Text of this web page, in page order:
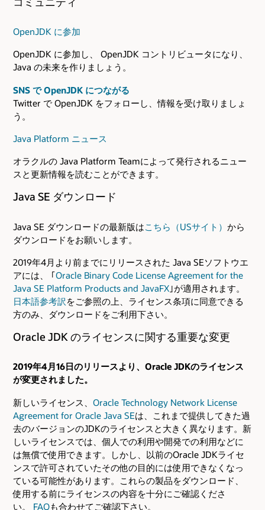
OpenJDK に参加
OpenJDK に参加し、 OpenJDK コントリビュータになり、
Java の未来を作りましょう。
SNS で OpenJDK につながる
Twitter で OpenJDK をフォローし、情報を受け取りましょ
う。
Java Platform ニュース
オラクルの Java Platform Teamによって発行されるニュー
スと更新情報を読むことができます。
Java SE ダウンロード
Java SE ダウンロードの最新版はこちら（USサイト） から
ダウンロードをお願いします。
2019年4月より前までにリリースされた Java SEソフトウエ
アには、 ｢Oracle Binary Code License Agreement for the
Java SE Platform Products and JavaFX ｣が適用されます。
日本語参考訳 をご参照の上、ライセンス条項に同意できる
方のみ、ダウンロードをご利用下さい。
Oracle JDK のライセンスに関する重要な変更
2019年4月16日のリリースより、Oracle JDKのライセンス
が変更されました。
新しいライセンス、 Oracle Technology Network License
Agreement for Oracle Java SEは、これまで提供してきた過
去のバージョンのJDKのライセンスと大きく異なります。新
しいライセンスでは、個人での利用や開発での利用などに
は無償で使用できます。しかし、以前のOracle JDKライセ
ンスで許可されていたその他の目的には使用できなくなっ
ている可能性があります。これらの製品をダウンロード、
使用する前にライセンスの内容を十分にご確認くださ
い。 FAQも合わせてご確認下さい。